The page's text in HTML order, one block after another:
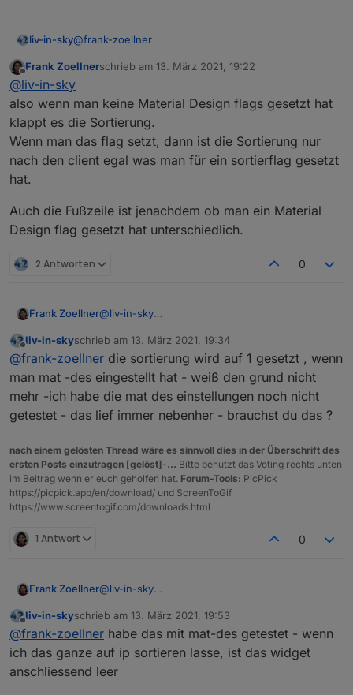
liv-in-sky@frank-zoellner
magst du bitte nochmal das neue script testen - habe
noch etwas umgestellt
Offline
Frank Zoellnerschrieb am 13. März 2021, 19:22
zuletzt editiert von
@liv-in-sky
also wenn man keine Material Design flags gesetzt hat
klappt es die Sortierung.
Wenn man das flag setzt, dann ist die Sortierung nur
nach den client egal was man für ein sortierflag gesetzt
hat.
Auch die Fußzeile ist jenachdem ob man ein Material
Design flag gesetzt hat unterschiedlich.
2 Antworten 0
Frank Zoellner@liv-in-sky
gesetzt hat klappt es die Sortierung.
Wenn man das flag setzt, dann ist die
Sortierung nur nach den client egal was man für
ein sortierflag gesetzt hat.
Auch die Fußzeile ist jenachdem ob man ein
Material Design flag gesetzt hat unterschiedlich.
Offline
liv-in-skyschrieb am 13. März 2021, 19:34
zuletzt editiert von
@frank-zoellner die sortierung wird auf 1 gesetzt , wenn
man mat -des eingestellt hat - weiß den grund nicht
mehr -ich habe die mat des einstellungen noch nicht
getestet - das lief immer nebenher - brauchst du das ?
nach einem gelösten Thread wäre es sinnvoll dies in der Überschrift des
ersten Posts einzutragen [gelöst]-... Bitte benutzt das Voting rechts unten
im Beitrag wenn er euch geholfen hat. Forum-Tools: PicPick
https://picpick.app/en/download/ und ScreenToGif
https://www.screentogif.com/downloads.html
1 Antwort 0
Frank Zoellner@liv-in-sky
gesetzt hat klappt es die Sortierung.
Wenn man das flag setzt, dann ist die
Sortierung nur nach den client egal was man für
ein sortierflag gesetzt hat.
Auch die Fußzeile ist jenachdem ob man ein
Material Design flag gesetzt hat unterschiedlich.
Offline
liv-in-skyschrieb am 13. März 2021, 19:53
zuletzt editiert von
@frank-zoellner habe das mit mat-des getestet - wenn
ich das ganze auf ip sortieren lasse, ist das widget
anschliessend leer